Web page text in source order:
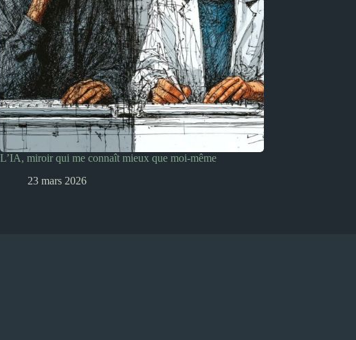
L’IA, miroir qui me connaît mieux que moi-même
23 mars 2026